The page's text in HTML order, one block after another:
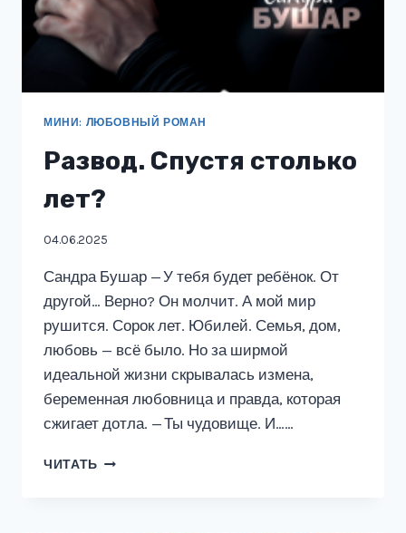
МИНИ: ЛЮБОВНЫЙ РОМАН
Развод. Спустя столько
лет?
04.06.2025
Сандра Бушар — У тебя будет ребёнок. От
другой… Верно? Он молчит. А мой мир
рушится. Сорок лет. Юбилей. Семья, дом,
любовь — всё было. Но за ширмой
идеальной жизни скрывалась измена,
беременная любовница и правда, которая
сжигает дотла. — Ты чудовище. И……
ЧИТАТЬ РАЗВОД.